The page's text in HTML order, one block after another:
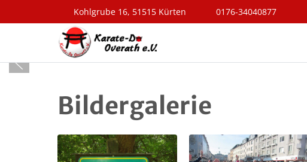
Kohlgrube 16, 51515 Kürten 0176-34040877
Bildergalerie